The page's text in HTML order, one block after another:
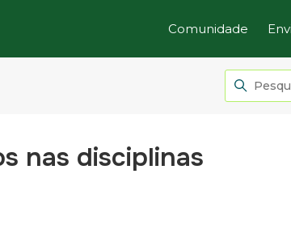
Comunidade
nas disciplinas